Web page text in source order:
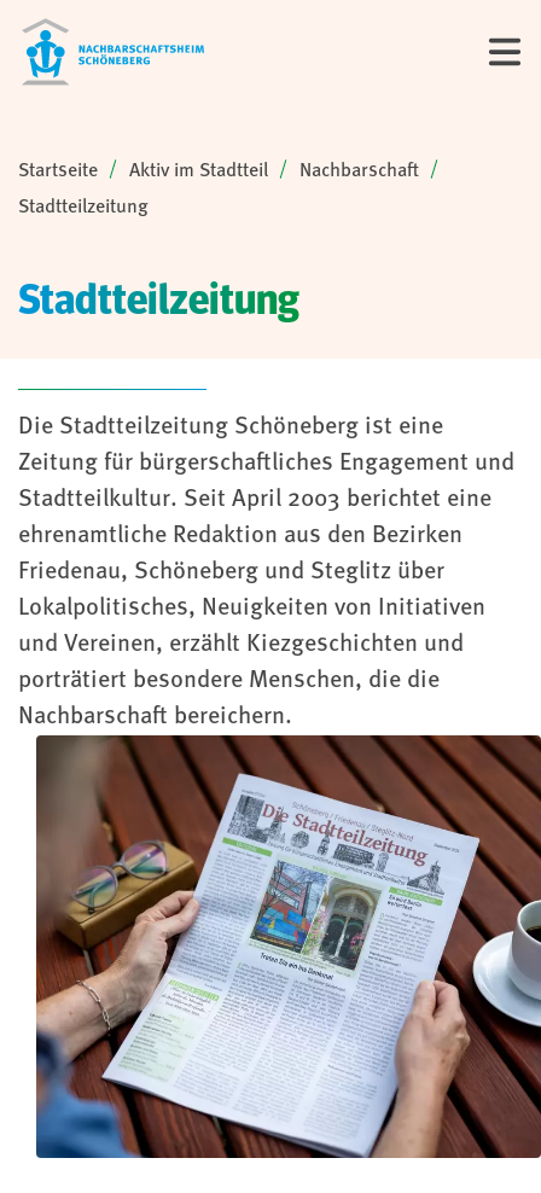
Sie sind hier:
Startseite Aktiv im Stadtteil
Nachbarschaft
Stadtteilzeitung
Stadtteilzeitung
Die Stadtteilzeitung Schöneberg ist eine
Zeitung für bürgerschaftliches Engagement und
Stadtteilkultur. Seit April 2003 berichtet eine
ehrenamtliche Redaktion aus den Bezirken
Friedenau, Schöneberg und Steglitz über
Lokalpolitisches, Neuigkeiten von Initiativen
und Vereinen, erzählt Kiezgeschichten und
porträtiert besondere Menschen, die die
Nachbarschaft bereichern.